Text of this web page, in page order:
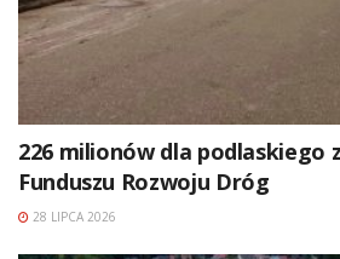
226 milionów dla podlaskiego
Funduszu Rozwoju Dróg
28 LIPCA 2026